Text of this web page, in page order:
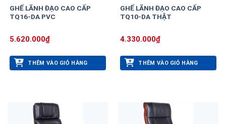
GHẾ LÃNH ĐẠO CAO CẤP
TQ16-DA PVC
5.620.000₫
THÊM VÀO GIỎ HÀNG
GHẾ LÃNH ĐẠO CAO CẤP
TQ10-DA THẬT
4.330.000₫
THÊM VÀO GIỎ HÀNG